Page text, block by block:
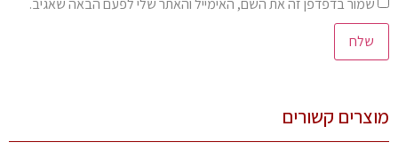
שמור בדפדפן זה את השם, האימייל והאתר שלי לפעם הבאה שאגיב.
מוצרים קשורים